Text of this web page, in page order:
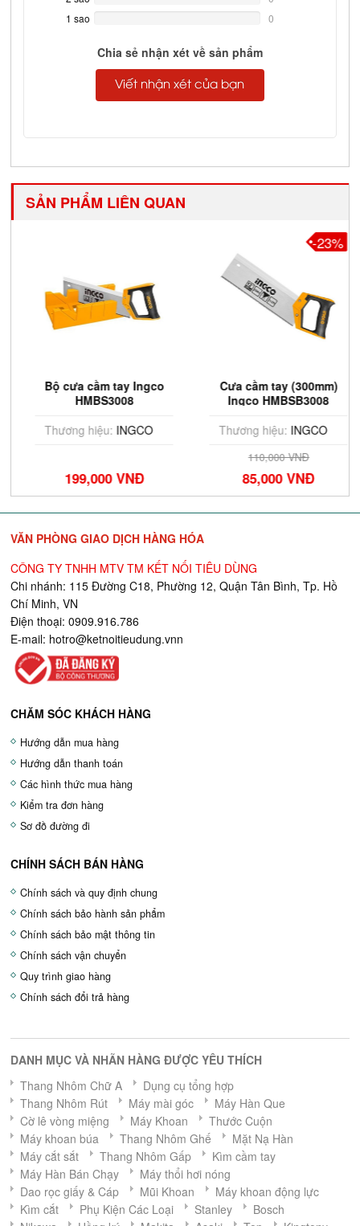
Complete
1 sao
0
Chia sẻ nhận xét về sản phẩm
Viết nhận xét của bạn
SẢN PHẨM LIÊN QUAN
Bộ cưa cầm tay Ingco
HMBS3008
Thương hiệu:INGCO
199,000 VNĐ
Cưa cầm tay (300mm)
Ingco HMBSB3008
Thương hiệu:INGCO
110,000 VNĐ
85,000 VNĐ
-23%
VĂN PHÒNG GIAO DỊCH HÀNG HÓA
CÔNG TY TNHH MTV TM KẾT NỐI TIÊU DÙNG
Chi nhánh: 115 Đường C18, Phường 12, Quận Tân Bình, Tp. Hồ
Chí Minh, VN
Điện thoại: 0909.916.786
E-mail: hotro@ketnoitieudung.vnn
CHĂM SÓC KHÁCH HÀNG
Hướng dẫn mua hàng
Hướng dẫn thanh toán
Các hình thức mua hàng
Kiểm tra đơn hàng
Sơ đồ đường đi
CHÍNH SÁCH BÁN HÀNG
Chính sách và quy định chung
Chính sách bảo hành sản phẩm
Chính sách bảo mật thông tin
Chính sách vận chuyển
Quy trình giao hàng
Chính sách đổi trả hàng
DANH MỤC VÀ NHÃN HÀNG ĐƯỢC YÊU THÍCH
Thang Nhôm Chữ A
Dụng cụ tổng hợp
Thang Nhôm Rút
Máy mài góc
Máy Hàn Que
Cờ lê vòng miệng
Máy Khoan
Thước Cuộn
Máy khoan búa
Thang Nhôm Ghế
Mặt Nạ Hàn
Máy cắt sắt
Thang Nhôm Gấp
Kìm cầm tay
Máy Hàn Bán Chạy
Máy thổi hơi nóng
Dao rọc giấy & Cáp
Mũi Khoan
Máy khoan động lực
Kìm cắt
Phụ Kiện Các Loại Stanley
Bosch